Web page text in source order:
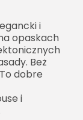
i
opaskach
Beż
dobre
i